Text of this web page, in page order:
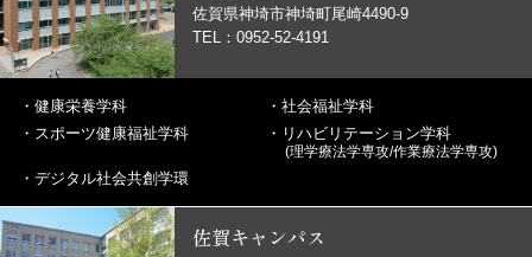
佐賀県神埼市神埼町尾崎4490-9
TEL：0952-52-4191
・ 健康栄養学科 ・ 社会福祉学科
・ スポーツ健康福祉学科 ・ リハビリテーション学科
(理学療法学専攻/作業療法学専攻)
・ デジタル社会共創学環
佐賀キャンパス